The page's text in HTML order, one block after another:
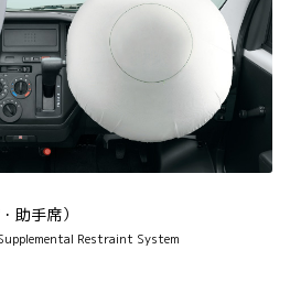
助手席）
Restraint System